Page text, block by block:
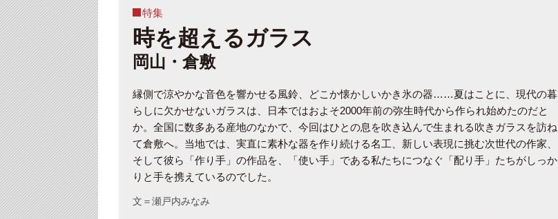
特集
時を超えるガラス
岡山・倉敷
縁側で涼やかな音色を響かせる風鈴、どこか懐かしいかき氷の器……夏はことに、現代の暮
らしに欠かせないガラスは、日本ではおよそ2000年前の弥生時代から作られ始めたのだと
か。全国に数多ある産地のなかで、今回はひとの息を吹き込んで生まれる吹きガラスを訪ね
て倉敷へ。当地では、実直に素朴な器を作り続ける名工、新しい表現に挑む次世代の作家、
そして彼ら「作り手」の作品を、「使い手」である私たちにつなぐ「配り手」たちがしっか
りと手を携えているのでした。
文＝瀬戸内みなみ